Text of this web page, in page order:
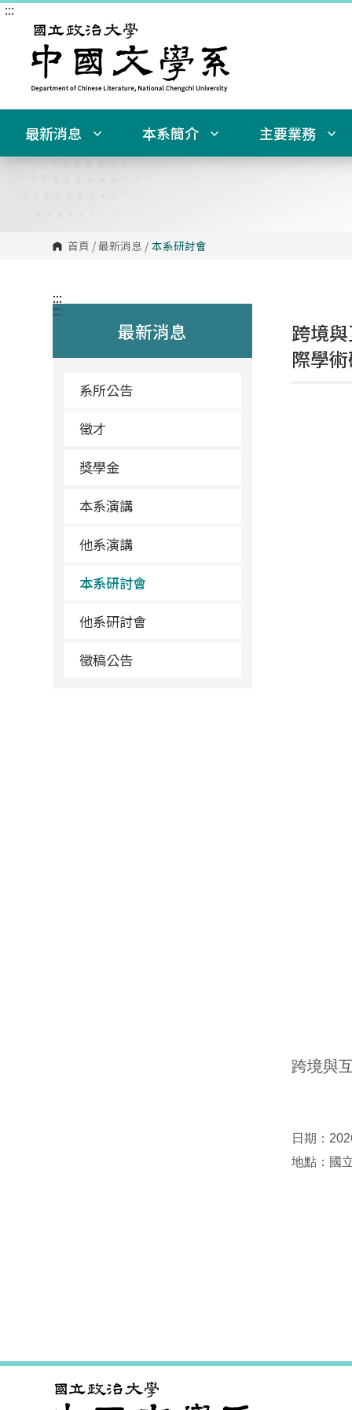
跳
:::
最新消息 本系簡介 主要業務
首頁 /最新消息 / 本系研討會
:::
最新消息
系所公告
徵才
獎學金
本系演講
他系演講
本系研討會
他系研討會
徵稿公告
:::
跨境
際學
跨境與
日期：
地點：國